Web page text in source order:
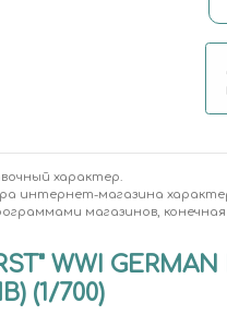
характер.
интернет-магазина
магазинов,
WWI
(1/700)